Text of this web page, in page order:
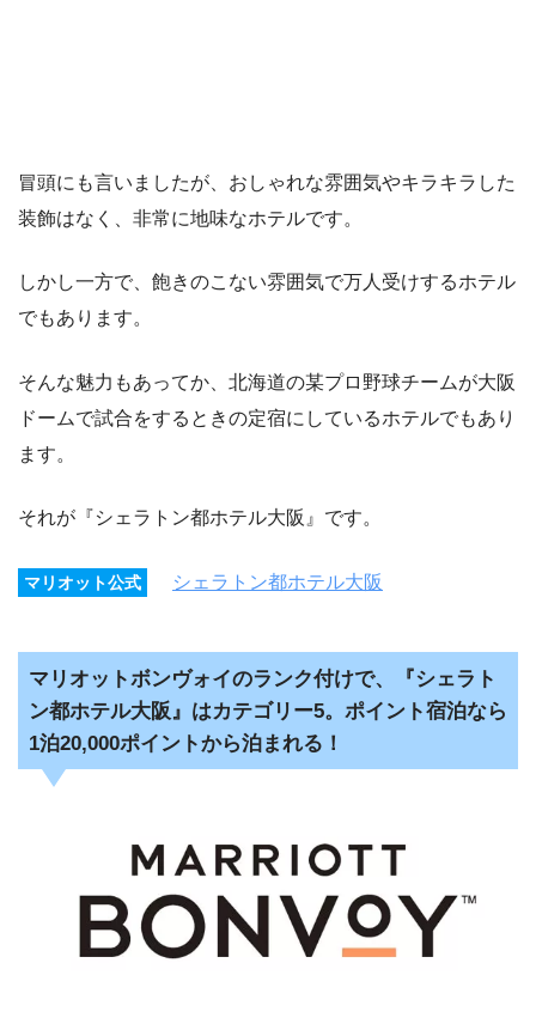
冒頭にも言いましたが、おしゃれな雰囲気やキラキラした
装飾はなく、非常に地味なホテルです。
しかし一方で、飽きのこない雰囲気で万人受けするホテル
でもあります。
そんな魅力もあってか、北海道の某プロ野球チームが大阪
ドームで試合をするときの定宿にしているホテルでもあり
ます。
それが『シェラトン都ホテル大阪』です。
マリオット公式 シェラトン都ホテル大阪
マリオットボンヴォイのランク付けで、『シェラト
ン都ホテル大阪』はカテゴリー5。ポイント宿泊なら
1泊20,000ポイントから泊まれる！